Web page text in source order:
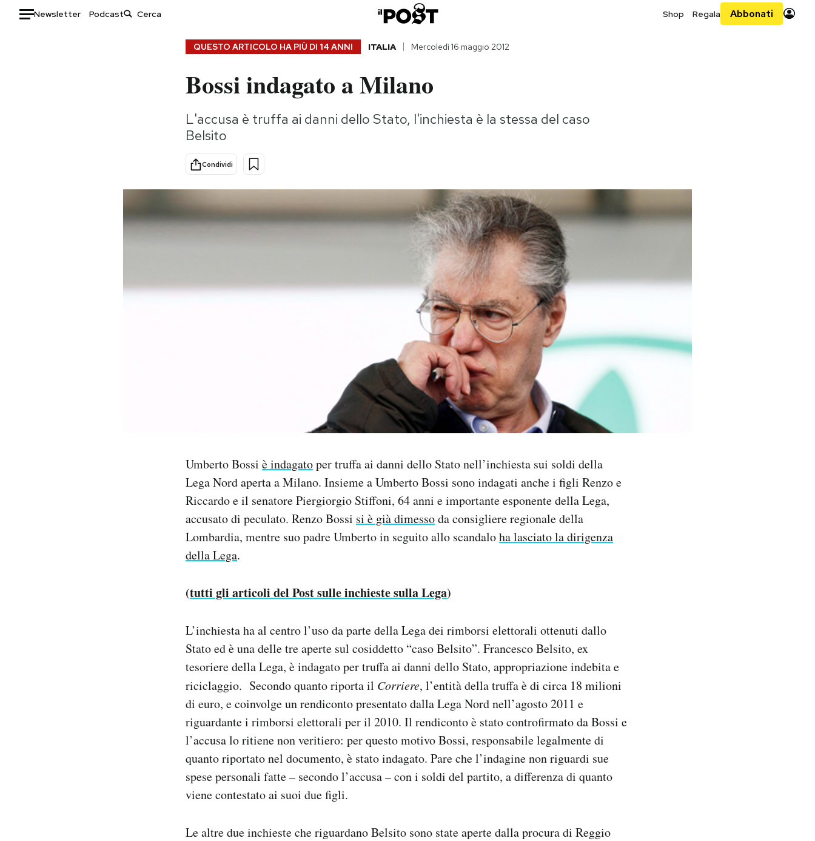
Newsletter Podcast Shop Regala Abbonati
Consumismi
Storie/Idee
Ok Boomer!
Media
Altrecose
QUESTO ARTICOLO HA PIÙ DI 14 ANNI ITALIA Mercoledì 16 maggio 2012
Bossi indagato a Milano
L'accusa è truffa ai danni dello Stato, l'inchiesta è la stessa del caso
Belsito
Condividi
Umberto Bossi è indagatoper truffa ai danni dello Stato nell’inchiesta sui soldi della
Lega Nord aperta a Milano. Insieme a Umberto Bossi sono indagati anche i figli Renzo e
Riccardo e il senatore Piergiorgio Stiffoni, 64 anni e importante esponente della Lega,
accusato di peculato. Renzo Bossi si è già dimessoda consigliere regionale della
Lombardia, mentre suo padre Umberto in seguito allo scandaloha lasciato la dirigenza
della Lega.
(tutti gli articoli del Post sulle inchieste sulla Lega)
L’inchiesta ha al centro l’uso da parte della Lega dei rimborsi elettorali ottenuti dallo
Stato ed è una delle tre aperte sul cosiddetto “caso Belsito”. Francesco Belsito, ex
tesoriere della Lega, è indagato per truffa ai danni dello Stato, appropriazione indebita e
riciclaggio. Secondo quanto riporta il Corriere, l’entità della truffa è di circa 18 milioni
di euro, e coinvolge un rendiconto presentato dalla Lega Nord nell’agosto 2011 e
riguardante i rimborsi elettorali per il 2010. Il rendiconto è stato controfirmato da Bossi e
l’accusa lo ritiene non veritiero: per questo motivo Bossi, responsabile legalmente di
quanto riportato nel documento, è stato indagato. Pare che l’indagine non riguardi sue
spese personali fatte – secondo l’accusa – con i soldi del partito, a differenza di quanto
viene contestato ai suoi due figli.
Le altre due inchieste che riguardano Belsito sono state aperte dalla procura di Reggio